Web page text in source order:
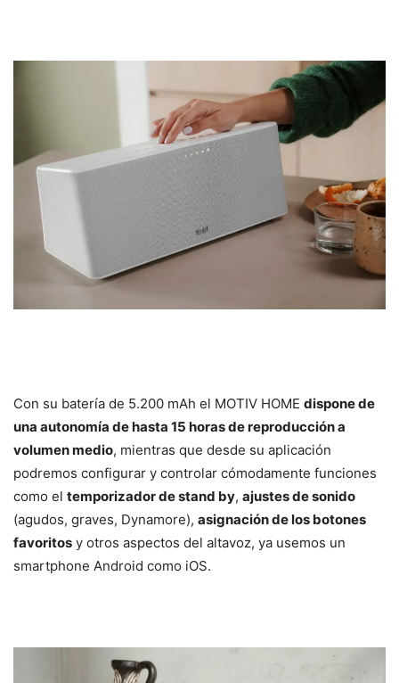
Con su batería de 5.200 mAh el MOTIV HOME dispone de
una autonomía de hasta 15 horas de reproducción a
volumen medio, mientras que desde su aplicación
podremos configurar y controlar cómodamente funciones
como el temporizador de stand by, ajustes de sonido
(agudos, graves, Dynamore), asignación de los botones
favoritos y otros aspectos del altavoz, ya usemos un
smartphone Android como iOS.